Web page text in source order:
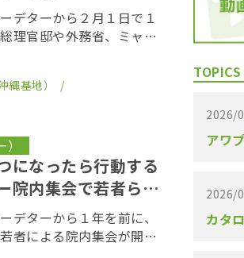
デターから２月１日で１
理官邸や外務省、ミャン
ミャンマー国民の声に耳
縄基地）
になったら行動する
院内集会で若者ら訴
デターから１年を前に、
者による院内集会が開か
TOPICS
2026/
アワ
2026/
カタ